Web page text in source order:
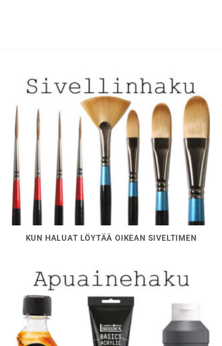
KUN HALUAT LÖYTÄÄ OIKEAN SIVELTIMEN